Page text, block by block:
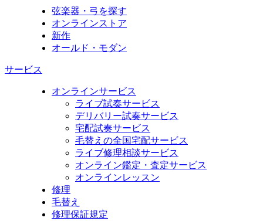
弦楽器・弓を探す
オンラインストア
新作
オールド・モダン
サービス
オンラインサービス
ライブ試奏サービス
デリバリー試奏サービス
宅配試奏サービス
毛替えの全国宅配サービス
ライブ修理相談サービス
オンライン鑑定・査定サービス
オンラインレッスン
修理
毛替え
修理保証規定